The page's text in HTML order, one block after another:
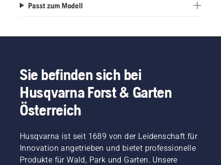
Passt zum Modell
Sie befinden sich bei
Husqvarna Forst & Garten
Österreich
Husqvarna ist seit 1689 von der Leidenschaft für
Innovation angetrieben und bietet professionelle
Produkte für Wald, Park und Garten. Unsere